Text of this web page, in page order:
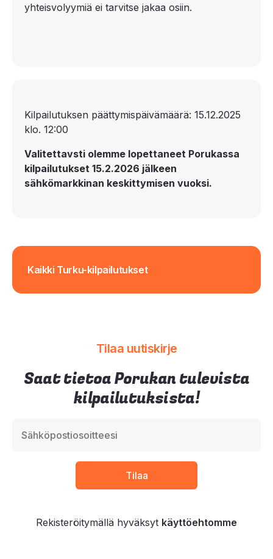
Kilpailutuksen päättymispäivämäärä: 15.12.2025
klo. 12:00
Valitettavsti olemme lopettaneet Porukassa
kilpailutukset 15.2.2026 jälkeen
sähkömarkkinan keskittymisen vuoksi.
yhteisvolyymiä ei tarvitse jakaa osiin.
Kaikki Turku-kilpailutukset
Tilaa uutiskirje
Saat tietoa Porukan tulevista
kilpailutuksista!
Rekisteröitymällä hyväksyt käyttöehtomme